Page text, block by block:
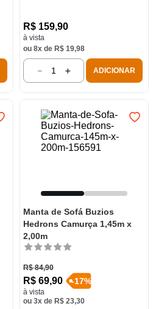
R$ 159,90
à vista
ou 8x de R$ 19,98
＋
－ ADICIONAR
Manta de Sofá Buzios
Hedrons Camurça 1,45m x
2,00m
R$ 84,90
R$ 69,90
à vista
-17%
ou 3x de R$ 23,30